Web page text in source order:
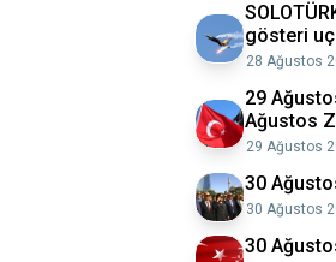
gösteri
28 Ağustos
29
Ağustos
29 Ağustos
30
30 Ağustos
30